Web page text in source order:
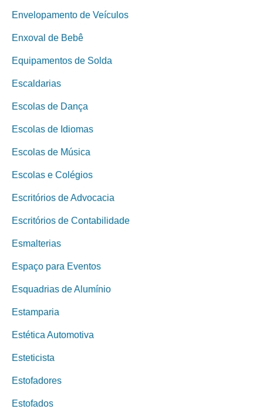
Envelopamento de Veículos
Enxoval de Bebê
Equipamentos de Solda
Escaldarias
Escolas de Dança
Escolas de Idiomas
Escolas de Música
Escolas e Colégios
Escritórios de Advocacia
Escritórios de Contabilidade
Esmalterias
Espaço para Eventos
Esquadrias de Alumínio
Estamparia
Estética Automotiva
Esteticista
Estofadores
Estofados